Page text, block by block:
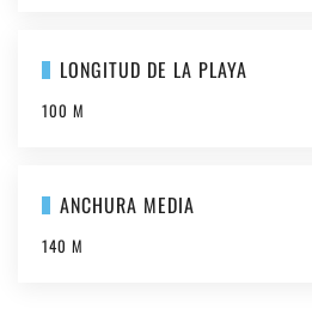
LONGITUD DE LA PLAYA
100 M
ANCHURA MEDIA
140 M